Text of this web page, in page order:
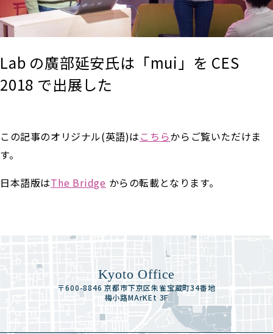
Lab の廣部延安氏は「mui」を CES
2018 で出展した
この記事のオリジナル(英語)は こちらからご覧いただけま
す。
日本語版はThe Bridge からの転載となります。
Kyoto Office
〒600-8846 京都市下京区朱雀宝蔵町34番地
梅小路MArKEt 3F